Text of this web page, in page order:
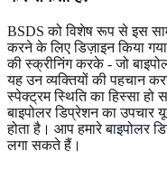
BSDS को विशेष रूप से इस
करने के लिए डिज़ाइन किया
की स्क्रीनिंग करके - जो
यह उन व्यक्तियों की पहचान
स्पेक्ट्रम स्थिति का हिस्सा हो
बाइपोलर डिप्रेशन का
होता है। आप हमारेबाइपोलर
लगा सकते हैं।